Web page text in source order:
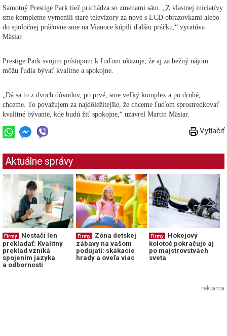
Samotný Prestige Park tiež prichádza so zmenami sám. „Z vlastnej iniciatívy
sme kompletne vymenili staré televízory za nové s LCD obrazovkami alebo
do spoločnej práčovne sme na Vianoce kúpili ďalšiu práčku,“ vyratúva
Mäsiar.
Prestige Park svojim prístupom k ľuďom ukazuje, že aj za bežný nájom
môžu ľudia bývať kvalitne a spokojne.
„Dá sa to z dvoch dôvodov, po prvé, sme veľký komplex a po druhé,
chceme. To považujem za najdôležitejšie, že chceme ľuďom sprostredkovať
kvalitné bývanie, kde budú žiť spokojne,“ uzavrel Martin Mäsiar.
Vytlačiť
Aktuálne správy
Firmy
Nestačí len
prekladať: Kvalitný
preklad vzniká
spojením jazyka
a odbornosti
Firmy
Zóna detskej
zábavy na vašom
podujatí: skákacie
hrady a oveľa viac
Firmy
Hokejový
kolotoč pokračuje aj
po majstrovstvách
sveta
reklama